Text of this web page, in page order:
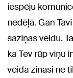
iespēju
nedēļā. Gan
saziņas veidu.
ka Tev rūp viņu
veidā zināsi ne